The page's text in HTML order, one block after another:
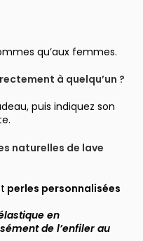
qu’aux femmes.
à quelqu’un ?
puis indiquez son
naturelles de lave
perles personnalisées
en
de l’enfiler au